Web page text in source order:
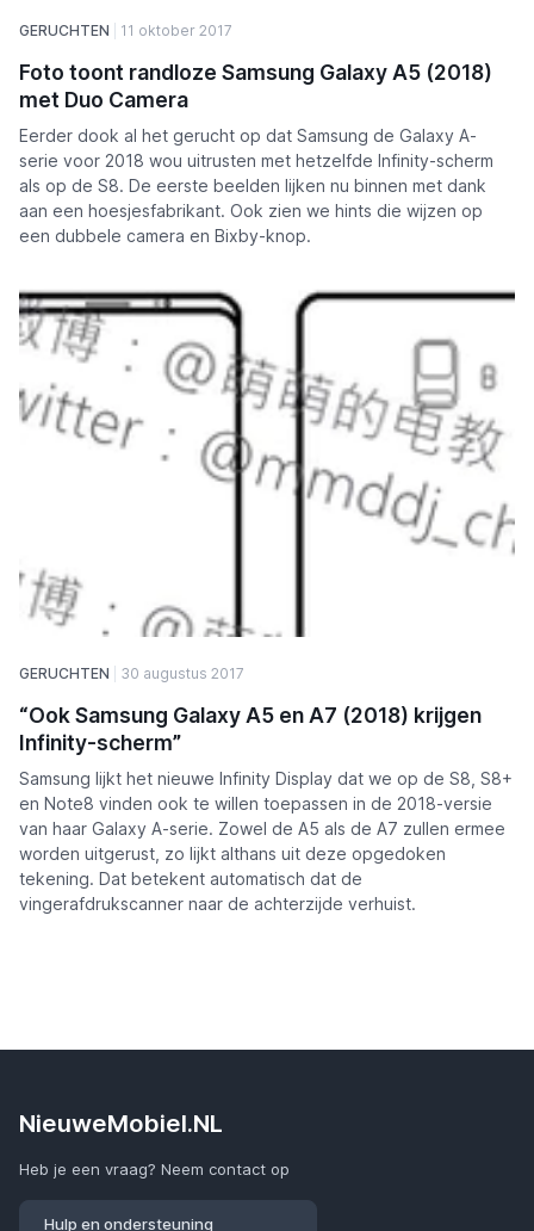
GERUCHTEN 11 oktober 2017
Foto toont randloze Samsung Galaxy A5 (2018)
met Duo Camera
Eerder dook al het gerucht op dat Samsung de Galaxy A-
serie voor 2018 wou uitrusten met hetzelfde Infinity-scherm
als op de S8. De eerste beelden lijken nu binnen met dank
aan een hoesjesfabrikant. Ook zien we hints die wijzen op
een dubbele camera en Bixby-knop.
GERUCHTEN 30 augustus 2017
“Ook Samsung Galaxy A5 en A7 (2018) krijgen
Infinity-scherm”
Samsung lijkt het nieuwe Infinity Display dat we op de S8, S8+
en Note8 vinden ook te willen toepassen in de 2018-versie
van haar Galaxy A-serie. Zowel de A5 als de A7 zullen ermee
worden uitgerust, zo lijkt althans uit deze opgedoken
tekening. Dat betekent automatisch dat de
vingerafdrukscanner naar de achterzijde verhuist.
NieuweMobiel.NL
Heb je een vraag? Neem contact op
Hulp en ondersteuning